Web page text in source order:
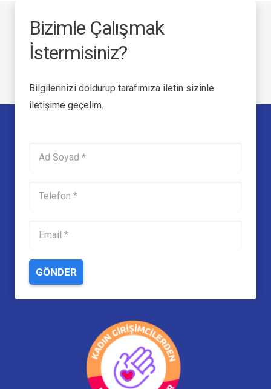
Bizimle Çalışmak
İstermisiniz?
Bilgilerinizi doldurup tarafımıza iletin sizinle
iletişime geçelim.
GÖNDER